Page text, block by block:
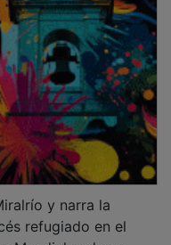
parte de la colección
por 15 euros a
y en el
Guadalajara.
en Madrid en 1962 y
1996, cuenta con una
vinculado